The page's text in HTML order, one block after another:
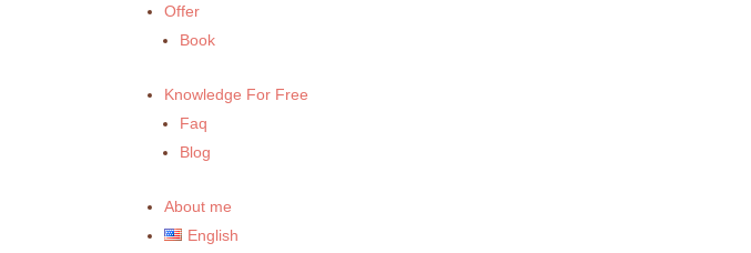
Offer
Book
Knowledge For Free
Faq
Blog
About me
English